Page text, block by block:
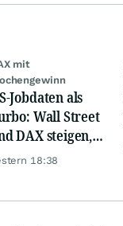
mit
Jobdaten als
Wall Street
DAX steigen,
glänzt
18:38